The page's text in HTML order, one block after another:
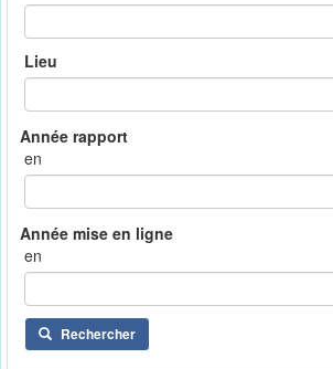
Lieu
en
en
Rechercher